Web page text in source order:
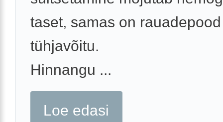
taset, samas on rauadepood
tühjavõitu.
Hinnangu ...
Loe edasi